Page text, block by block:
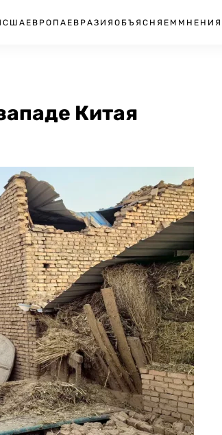
США ЕВРОПА ЕВРАЗИЯ ОБЪЯСНЯЕМ МНЕНИЯ
Китая